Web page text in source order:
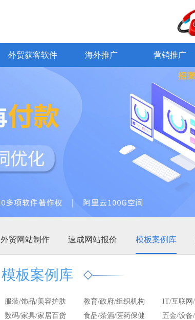
外贸获客软件 海外推广 营销推广
营销推广
通
在线交
商城、行业门户 响应式、H5网站
外贸网站制作 速成网站报价 模板案例库
模板案例库
服装/饰品/美容护肤 教育/政府/组织机构 IT/互联网
数码/家具/家居百货 食品/茶酒/医药保健 五金/设备